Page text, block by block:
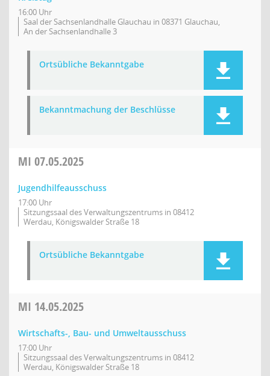
16:00 Uhr
Saal der Sachsenlandhalle Glauchau in 08371 Glauchau,
An der Sachsenlandhalle 3
Ortsübliche Bekanntgabe
Bekanntmachung der Beschlüsse
MI 07.05.2025
Jugendhilfeausschuss
17:00 Uhr
Sitzungssaal des Verwaltungszentrums in 08412
Werdau, Königswalder Straße 18
Ortsübliche Bekanntgabe
MI 14.05.2025
Wirtschafts-, Bau- und Umweltausschuss
17:00 Uhr
Sitzungssaal des Verwaltungszentrums in 08412
Werdau, Königswalder Straße 18